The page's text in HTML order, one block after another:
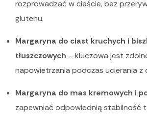
rozprowadzać w cieście, bez
glutenu.
Margaryna do ciast kruchych i
tłuszczowych – kluczowa jest
napowietrzania podczas ucierania z
Margaryna do mas kremowych i
zapewniać odpowiednią stabilność